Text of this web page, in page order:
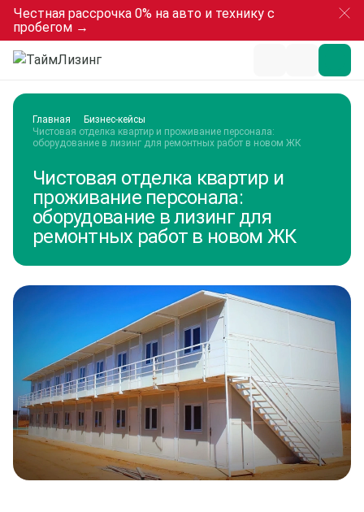
Честная рассрочка 0% на авто и технику с
пробегом →
Главная
Бизнес-кейсы
Чистовая отделка квартир и проживание персонала:
оборудование в лизинг для ремонтных работ в новом ЖК
Чистовая отделка квартир и
проживание персонала:
оборудование в лизинг для
ремонтных работ в новом ЖК